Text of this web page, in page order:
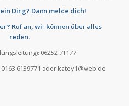
Ding? Dann melde dich!
Ruf an, wir können über alles
reden.
06252 71177
6139771 oder katey1@web.de